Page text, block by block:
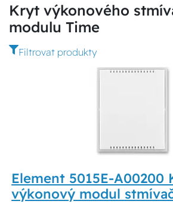
Kryt výkonového
modulu Time
Filtrovat produkty
Element 5015E-A00200
výkonový modul